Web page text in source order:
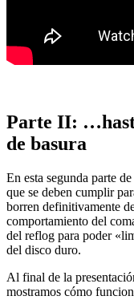
Parte II:
de basura
En esta segunda parte
que se deben cumplir
borren definitivamente
comportamiento del
del reflog para poder
del disco duro.
Al final de la
mostramos cómo